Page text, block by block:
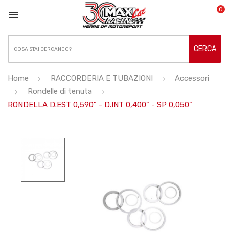
 0
CERCA
Home RACCORDERIA E TUBAZIONI
Accessori
Rondelle di tenuta
RONDELLA D.EST 0,590" - D.INT 0,400" - SP 0,050"